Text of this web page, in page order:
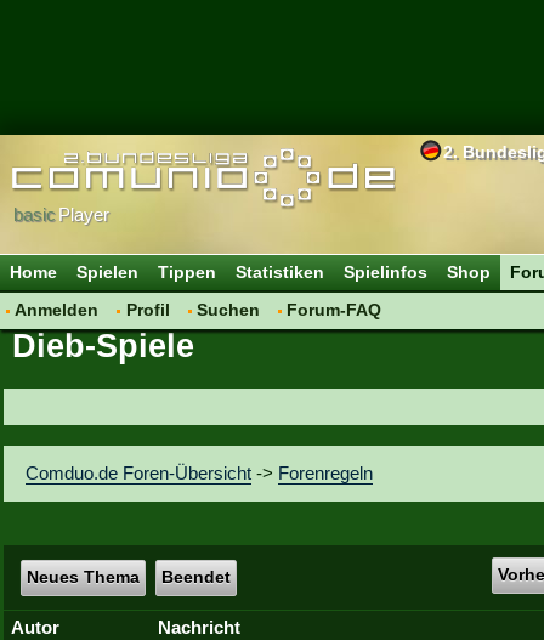
2.
basicPlayer
Home Spielen Tippen Statistiken Spielinfos Shop
Anmelden
Profil Suchen Forum-FAQ
Dieb-Spiele
Comduo.de Foren-Übersicht -> Forenregeln
Neues Thema Beendet
Autor
Nachricht